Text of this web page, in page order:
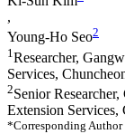
,
Young-Ho Seo2
1 Researcher,
Services,
2Senior
Extension Services,
*Corresponding Author